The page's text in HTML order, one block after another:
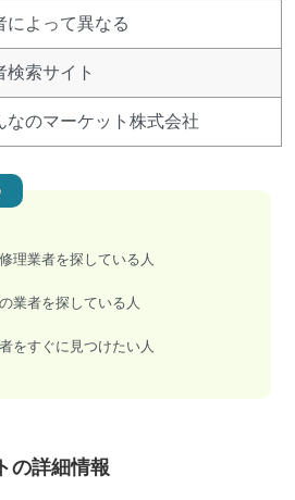
によって異なる
検索サイト
なのマーケット株式会社
理業者を探している人
業者を探している人
をすぐに見つけたい人
の詳細情報